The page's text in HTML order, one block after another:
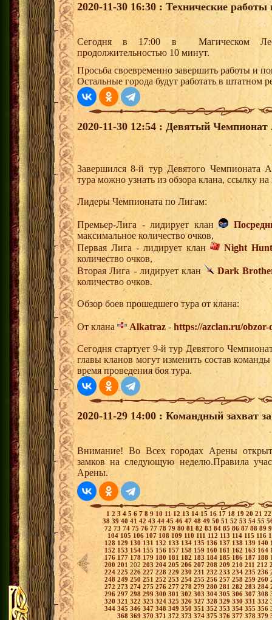
2020-11-30 16:30 : Технические
Сегодня в 17:00 в Магическом Лесу
продолжительностью 10 минут.
Просьба своевременно завершить работы и
Остальные города будут работать в штатном
2020-11-30 12:54 : Девятый
Завершился 8-й тур Девятого Чемпионата
тура можно узнать из обзора клана, ссылку
Лидеры Чемпионата по Лигам:
Премьер-Лига - лидирует клан
максимальное количество очков,
Первая Лига - лидирует клан
Night
количество очков,
Вторая Лига - лидирует клан
Dark
количество очков.
Обзор боев прошедшего тура от клана:
От клана Alkatraz - https://azclan.ru/
Сегодня стартует 9-й тур Девятого
главы кланов могут изменить состав
время проведения боя тура.
2020-11-29 14:00 : Командный захват
Внимание! Во Всех городах Арены
замков на следующую неделю.Правила
Арены.
1 2 3 4 5 6 7 8 9 10 11 12 13 14 15 16 17 18 19 20 21
38 39 40 41 42 43 44 45 46 47 48 49 50 51 52 53 54 55
72 73 74 75 76 7778 79 80 81 82 83 84 85 86 87 88 89
104105 106 107 108 109 110 111 112 113 114 115 116
128 129 130 131 132 133 134 135 136 137 138 139 140
152 153 154 155 156 157 158 159 160 161 162 163 164
176 177 178 179 180 181 182 183 184 185186 187 188
200 201 202 203 204 205 206 207 208 209 210 211 212
224 225 226 227 228 229 230 231 232 233 234 235 236
248 249 250 251 252 253 254 255 256 257 258 259 260
272 273 274 275 276 277278 279 280 281 282 283 284
296 297 298 299 300 301 302 303 304 305 306 307 308
320 321 322 323 324 325 326 327 328 329 330 331 332
344 345 346 347 348 349 350 351 352 353 354 355 356
368 369 370 371 372 373 374 375 376 377 378 379